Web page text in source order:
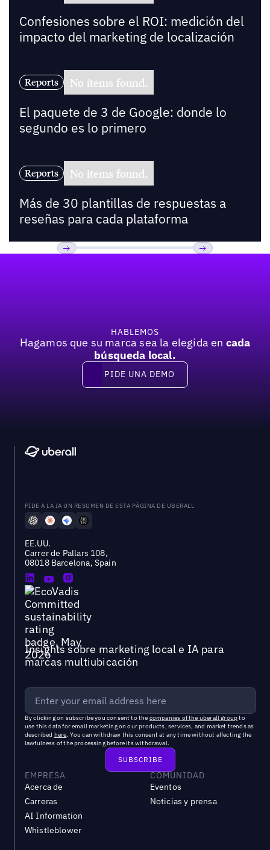
Confesiones sobre el ROI: medición del
impacto del marketing de localización
Reports No items found.
El paquete de 3 de Google: donde lo
segundo es lo primero
Reports No items found.
Más de 30 plantillas de respuestas a
reseñas para cada plataforma
HABLEMOS
Hagamos que su marca sea la elegida en cada
búsqueda local.
Pide una demo
PIDE UNA DEMO
PÍDE A LA IA UN RESUMEN DE ESTA PÁGINA DE UBERALL
EE.UU.
Carrer de Pallars 108,
08018 Barcelona, Spain
Insights sobre marketing local e IA para
marcas multiubicación
By clicking on subscribe you consent to the companies of the uberall groupto
use this data for email marketing on our products, services, and market trends as
described here. You can withdraw this consent at any time without affecting the
lawfulness of the processing before its withdrawal.
EMPRESA
Acerca de
Carreras
AI Information
Whistleblower
COMUNIDAD
Eventos
Noticias y prensa